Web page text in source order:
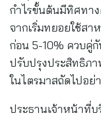
กำไรขั้นต้นมีทิศทา
จากเริ่มทยอยใช้สา
ก่อน 5-10% ควบคู่
ปรับปรุงประสิทธิภา
ในไตรมาสถัดไปอย่
ประธานเจ้าหน้าที่บ